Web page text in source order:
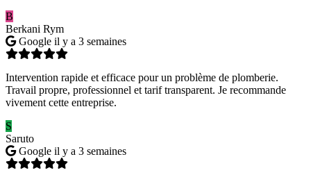
B
Berkani Rym
Google il y a 3 semaines
Intervention rapide et efficace pour un problème de plomberie.
Travail propre, professionnel et tarif transparent. Je recommande
vivement cette entreprise.
S
Saruto
Google il y a 3 semaines